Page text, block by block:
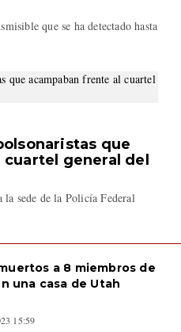
que se ha detectado hasta
que
general del
la sede de la Policía Federal
a 8 miembros de
una casa de Utah
15:59